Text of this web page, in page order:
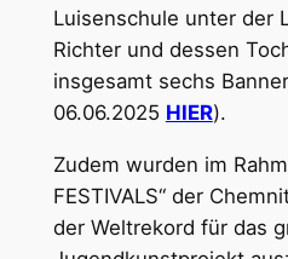
Luisenschule unter der
Richter und dessen
insgesamt sechs
06.06.2025 HIER).
Zudem wurden im
FESTIVALS“ der
der Weltrekord für das